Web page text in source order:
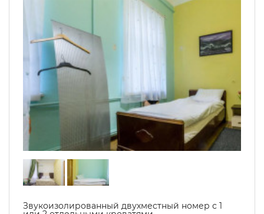
Звукоизолированный двухместный номер с 1